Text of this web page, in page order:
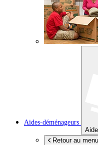
Aides-déménageurs
Retour au